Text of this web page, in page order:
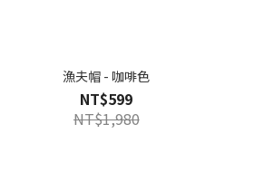
漁夫帽 - 咖啡色
NT$599
NT$1,980